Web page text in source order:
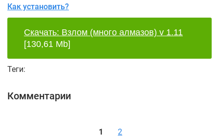
Как установить?
Скачать: Взлом (много алмазов) v 1.11
[130,61 Mb]
Теги:
Комментарии
1 2